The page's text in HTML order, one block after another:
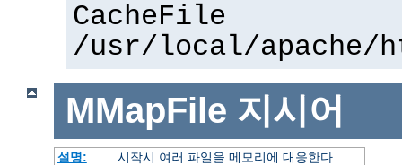
CacheFile
/usr/local/apache/
MMapFile 지시어
설명:
시작시 여러 파일을 메모리에 대응한다